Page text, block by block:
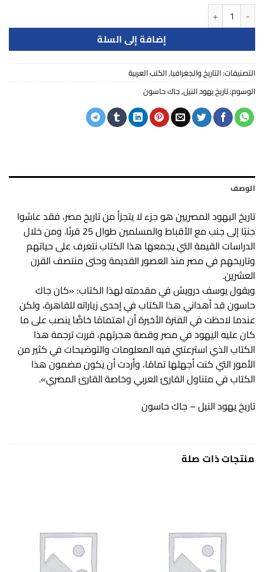
كمية تاريخ يهود النيل - جاك حاسون
إضافة إلى السلة
التصنيفات:التاريخ والجغرافيا,الكتب العربية
الوسوم:تاريخ يهود النيل,جاك حاسون
الوصف
تاريخ اليهود المصريين هو جزء لا يتجزأ من تاريخ مصر، فقد عاشوا
جنبًا إلى جنب مع الأقباط والمسلمين طوال 25 قرنًا. ومن خلال
الدراسات القيمة التي يجمعها هذا الكتاب نتعرف على حياتهم
وتاريخهم في مصر منذ العصور القديمة وحتى منتصف القرن
العشرين.
ويقول يوسف درويش في مقدمته لهذا الكتاب: «كان جاك
حاسون قد أهداني هذا الكتاب في إحدى زياراته للقاهرة، ولكن
عندما لاحظت في الفترة الأخيرة أن اهتمامًا خاصًّا ينصب على ما
كان عليه اليهود في مصر وقصة هجرتهم، قررت ترجمة هذا
الكتاب الذي استرعتني فيه المعلومات والتوضيحات في كثير من
الأمور التي كنت أجهلها تمامًا، وأردت أن يكون مضمون هذا
الكتاب في متناول القارئ العربي وخاصة القارئ المصري».
تاريخ يهود النيل – جاك حاسون
منتجات ذات صلة